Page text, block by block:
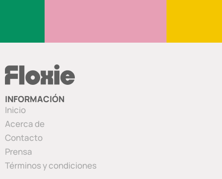
INFORMACIÓN
Inicio
Acerca de
Contacto
Prensa
Términos y condiciones